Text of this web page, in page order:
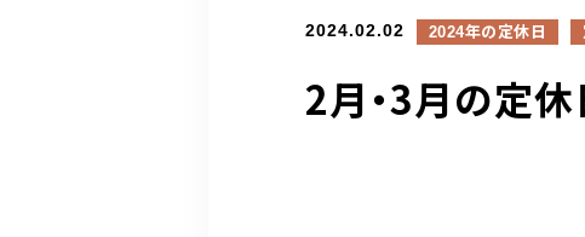
2024.02.02 2024年の定休日
2月・3月の定休